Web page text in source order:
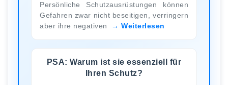
Persönliche Schutzausrüstungen können
Gefahren zwar nicht beseitigen, verringern
aber ihre negativen
Weiterlesen
PSA: Warum ist sie essenziell für
Ihren Schutz?